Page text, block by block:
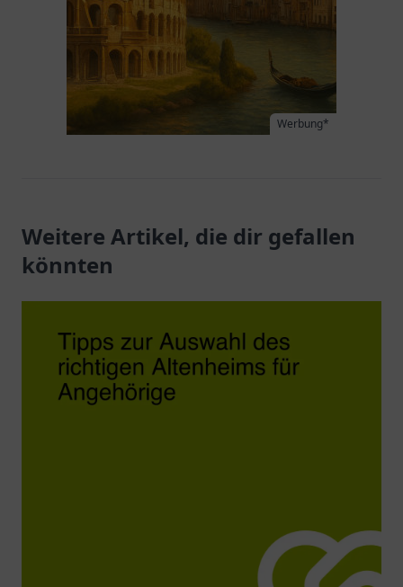
Werbung*
Weitere Artikel, die dir gefallen
könnten